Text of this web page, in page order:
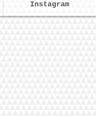
Instagram